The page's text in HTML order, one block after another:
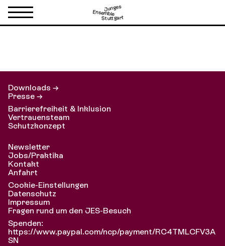
Junges
Ensemble
Stuttgart
Downloads →
Presse →
Barrierefreiheit & Inklusion
Vertrauensteam
Schutzkonzept
Newsletter
Jobs/Praktika
Kontakt
Anfahrt
Cookie-Einstellungen
Datenschutz
Impressum
Fragen rund um den JES-Besuch
Spenden:
https://www.paypal.com/ncp/payment/RC4TMLCFV3A
SN